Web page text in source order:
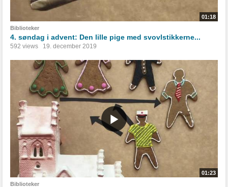
01:18
Biblioteker
4. søndag i advent: Den lille pige med svovlstikkerne...
592 views 19. december 2019
01:23
Biblioteker